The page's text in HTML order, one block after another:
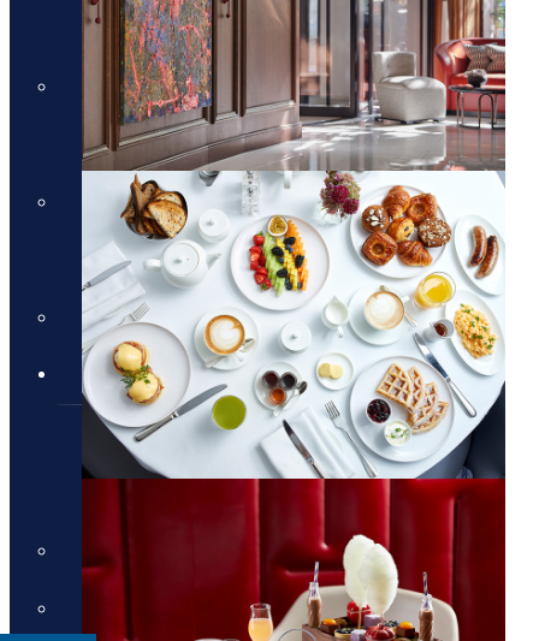
מלונות יוקרה בדובאי
מלונות יוקרה באיטליה
מלונות יוקרה באיטליה
מלונות יוקרה בלונדון
מלונות יוקרה בלונדון
Domes Resorts
טיולים מאורגנים
טיולים מאורגנים
טיולי תמריץ
שייט יוקרתי על נהר הריין